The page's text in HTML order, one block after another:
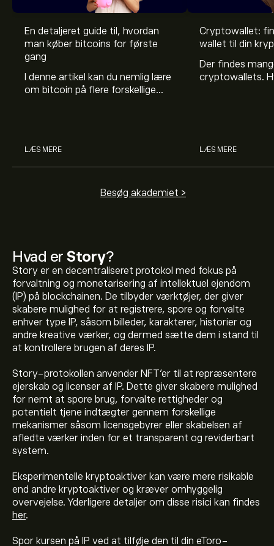
Hvad er Story?
Story er en decentraliseret protokol med fokus på
forvaltning og monetarisering af intellektuel ejendom
(IP) på blockchainen. De tilbyder værktøjer, der giver
skabere mulighed for at registrere, spore og forvalte
enhver type IP, såsom billeder, karakterer, historier og
andre kreative værker, og dermed sætte dem i stand til
at kontrollere brugen af deres IP.
Story-protokollen anvender NFT'er til at repræsentere
ejerskab og licenser af IP. Dette giver skabere mulighed
for nemt at spore brug, forvalte rettigheder og
potentielt tjene indtægter gennem forskellige
mekanismer såsom licensgebyrer eller skabelsen af
afledte værker inden for et transparent og reviderbart
system.
Eksperimentelle kryptoaktiver kan være mere risikable
end andre kryptoaktiver og kræver omhyggelig
overvejelse. Yderligere detaljer om disse risici kan findes
her.
Spor kursen på IP ved at tilføje den til din eToro-
En detaljeret guide til, hvordan
man køber bitcoins for første
gang
I denne artikel kan du nemlig lære
om bitcoin på flere forskellige
LÆS MERE
Cryptowallet:
wallet til din
Der findes
cryptowallets.
LÆS MERE
Besøg akademiet >
Den aktuelle pris på IP er 0.210‎$‎ USD
Markedsværdien af Story er 0‎$‎ USD
Storys hidtil højeste værdi er 14.905‎$‎ USD